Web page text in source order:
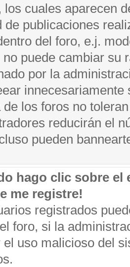
los cuales aparecen
de publicaciones
del foro, e.j.
no puede cambiar su
por la
los foros no
reducirán el
pueden
hago clic sobre el
me registre!
registrados
foro, si la
el uso malicioso del